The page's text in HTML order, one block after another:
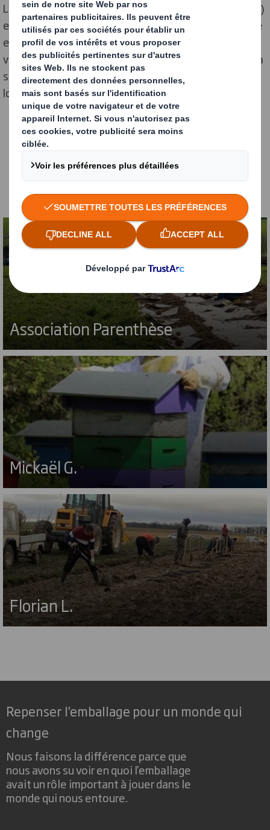
Les essences choisies (frêne, noisetier, mûrier, noyer…)
enrichissent les sols et sont valorisées en bois d’œuvre
et fourrage. Leur ferme est ouverte au public via des
visites pédagogiques, et ils militent activement pour la
souveraineté alimentaire dans les réseaux agricoles
locaux.
Autres projets
Découvrez nos autres projets
d'agroforesterie
Association Parenthèse
Mickaël G.
Florian L.
Repenser l’emballage pour un monde qui
change
Nous faisons la différence parce que
nous avons su voir en quoi l'emballage
avait un rôle important à jouer dans le
monde qui nous entoure.